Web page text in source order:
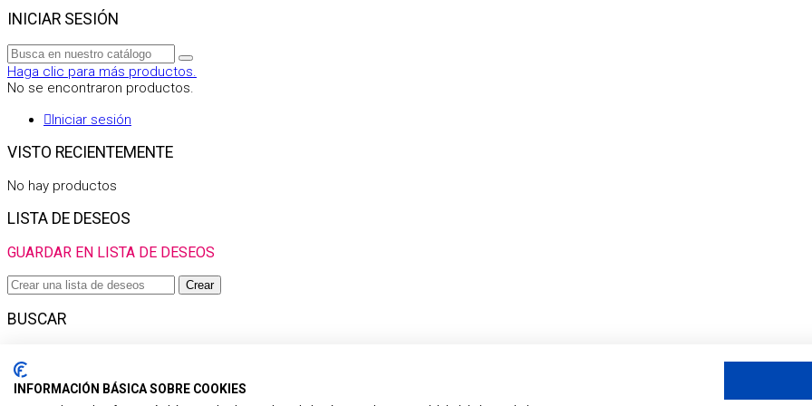
INICIAR SESIÓN
Haga clic para más productos.
No se encontraron productos.
Iniciar sesión
VISTO RECIENTEMENTE
No hay productos
LISTA DE DESEOS
GUARDAR EN LISTA DE DESEOS
Crear
BUSCAR
Haga clic para más productos.
No se encontraron productos.
INFORMACIÓN BÁSICA SOBRE COOKIES